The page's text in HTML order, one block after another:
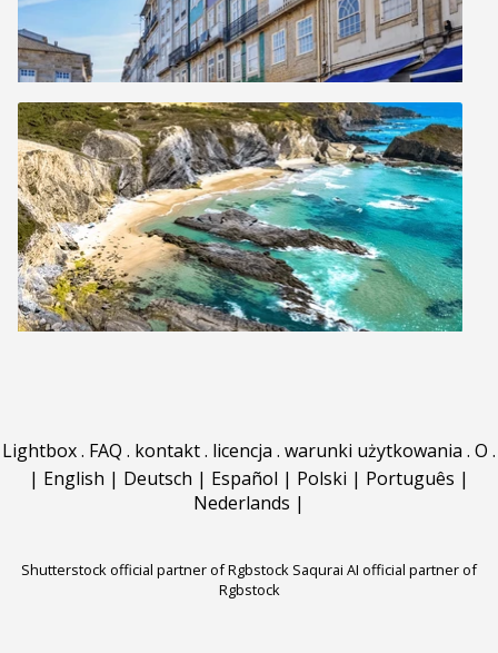
Lightbox. FAQ . kontakt. licencja . warunki użytkowania . O .
| English | Deutsch | Español | Polski | Português |
Nederlands |
Shutterstock official partner of Rgbstock Saqurai AI official partner of
Rgbstock